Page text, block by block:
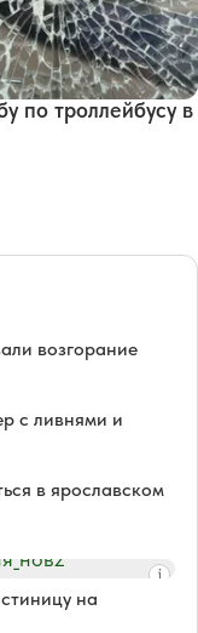
по троллейбусу в
возгорание
с ливнями и
в ярославском
на